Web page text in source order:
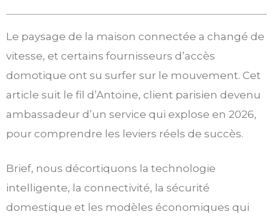
Le paysage de la maison connectée a changé de
vitesse, et certains fournisseurs d’accès
domotique ont su surfer sur le mouvement. Cet
article suit le fil d’Antoine, client parisien devenu
ambassadeur d’un service qui explose en 2026,
pour comprendre les leviers réels de succès.
Brief, nous décortiquons la technologie
intelligente, la connectivité, la sécurité
domestique et les modèles économiques qui